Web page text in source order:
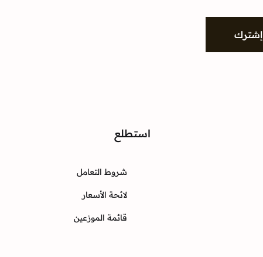
إشترك
استطلع
شروط التعامل
لائحة الأسعار
قائمة الموزعين